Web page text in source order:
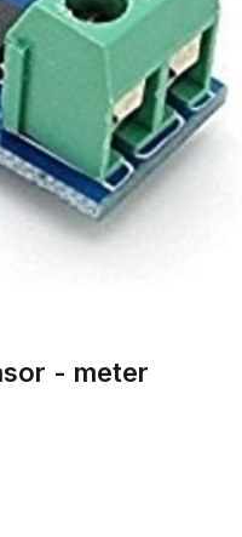
- meter